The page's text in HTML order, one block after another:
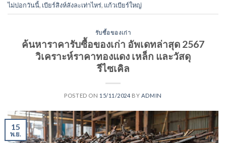
ไม่ปอกวันนี้, เบียร์สิงห์ลังละเท่าไหร่, แก้วเบียร์ใหญ่
รับซื้อของเก่า
ค้นหาราคารับซื้อของเก่า อัพเดทล่าสุด 2567
วิเคราะห์ราคาทองแดง เหล็ก และวัสดุ
รีไซเคิล
POSTED ON 15/11/2024 BY ADMIN
15
พ.ย.